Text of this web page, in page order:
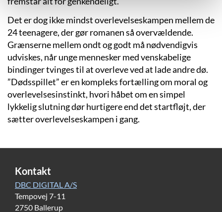
Det er dog ikke mindst overlevelseskampen mellem de
24 teenagere, der gør romanen så overvældende.
Grænserne mellem ondt og godt må nødvendigvis
udviskes, når unge mennesker med venskabelige
bindinger tvinges til at overleve ved at lade andre dø.
”Dødsspillet” er en kompleks fortælling om moral og
overlevelsesinstinkt, hvori håbet om en simpel
lykkelig slutning dør hurtigere end det startfløjt, der
sætter overlevelseskampen i gang.
Kontakt
DBC DIGITAL A/S
Tempovej 7-11
2750 Ballerup